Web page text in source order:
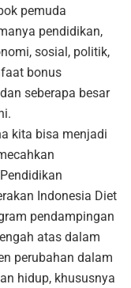
pemuda
pendidikan,
sosial, politik,
bonus
seberapa besar
kita bisa menjadi
Indonesia Diet
pendampingan
atas dalam
perubahan dalam
hidup, khususnya